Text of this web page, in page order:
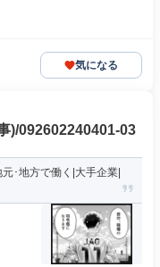
気になる
)/092602240401-03
･地方で働く|大手企業|